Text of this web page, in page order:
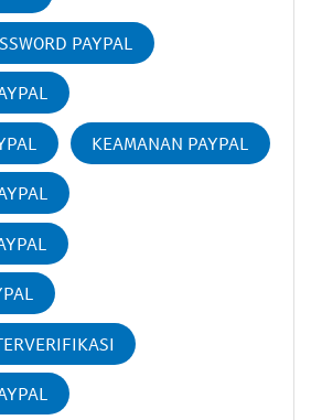
PAYPAL
KEAMANAN PAYPAL